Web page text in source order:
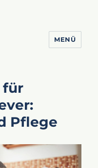
MENÜ
für
Pflege